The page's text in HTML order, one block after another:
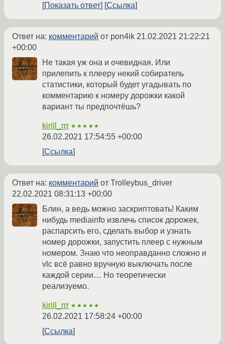
Показать ответ
Ссылка
Ответ на: комментарий от pon4ik 21.02.2021 21:22:21
+00:00
Не такая уж она и очевидная. Или
прилепить к плееру некий собиратель
статистики, который будет угадывать по
комментарию к номеру дорожки какой
вариант ты предпочтёшь?
kirill_rrr ★★★★★
26.02.2021 17:54:55 +00:00
Ссылка
Ответ на: комментарий от Trolleybus_driver
22.02.2021 08:31:13 +00:00
Блин, а ведь можно заскриптовать! Каким
нибудь mediainfo извлечь список дорожек,
распарсить его, сделать выбор и узнать
номер дорожки, запустить плеер с нужным
номером. Знаю что неоправданно сложно и
vlc всё равно вручную выключать после
каждой серии… Но теоретически
реализуемо.
kirill_rrr ★★★★★
26.02.2021 17:58:24 +00:00
Ссылка